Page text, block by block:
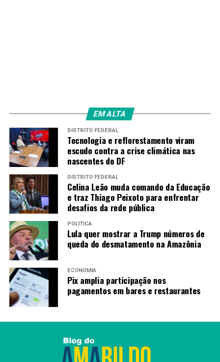
EM ALTA
DISTRITO FEDERAL
Tecnologia e reflorestamento viram
escudo contra a crise climática nas
nascentes do DF
DISTRITO FEDERAL
Celina Leão muda comando da Educação
e traz Thiago Peixoto para enfrentar
desafios da rede pública
POLÍTICA
Lula quer mostrar a Trump números de
queda do desmatamento na Amazônia
ECONOMIA
Pix amplia participação nos
pagamentos em bares e restaurantes